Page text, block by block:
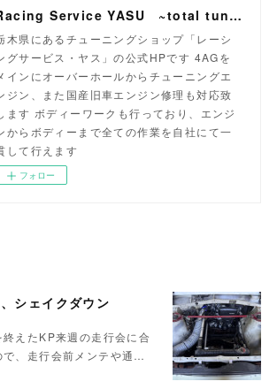
Racing Service YASU ~total tuning proshop~
木県にあるチューニングショップ「レーシ
グサービス・ヤス」の公式HPです 4AGを
インにオーバーホールからチューニングエ
ジン、また国産旧車エンジン修理も対応致
ます ボディーワークも行っており、エンジ
からボディーまで全ての作業を自社にて一
して行えます
フォロー
シェイクダウン
えたKP来週の走行会に合
で、走行会前メンテや通…